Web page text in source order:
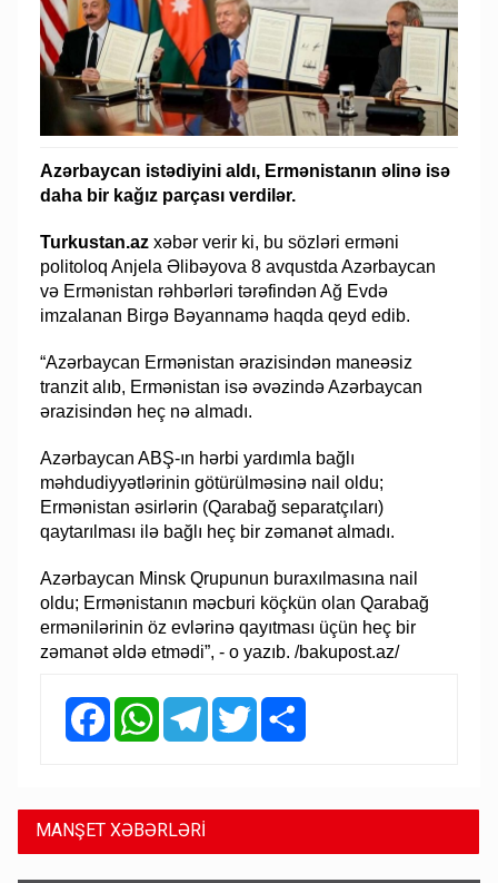
Azərbaycan istədiyini aldı, Ermənistanın əlinə isə
daha bir kağız parçası verdilər.
Turkustan.azxəbər verir ki, bu sözləri erməni
politoloq Anjela Əlibəyova 8 avqustda Azərbaycan
və Ermənistan rəhbərləri tərəfindən Ağ Evdə
imzalanan Birgə Bəyannamə haqda qeyd edib.
“Azərbaycan Ermənistan ərazisindən maneəsiz
tranzit alıb, Ermənistan isə əvəzində Azərbaycan
ərazisindən heç nə almadı.
Azərbaycan ABŞ-ın hərbi yardımla bağlı
məhdudiyyətlərinin götürülməsinə nail oldu;
Ermənistan əsirlərin (Qarabağ separatçıları)
qaytarılması ilə bağlı heç bir zəmanət almadı.
Azərbaycan Minsk Qrupunun buraxılmasına nail
oldu; Ermənistanın məcburi köçkün olan Qarabağ
ermənilərinin öz evlərinə qayıtması üçün heç bir
zəmanət əldə etmədi”, - o yazıb. /bakupost.az/
FacebookWhatsAppTelegramTwitter
MANŞET XƏBƏRLƏRİ